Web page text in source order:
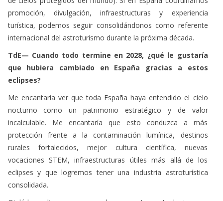
internacional del astroturismo durante la próxima década.
TdE— Cuando todo termine en 2028, ¿qué le gustaría
que hubiera cambiado en España gracias a estos
Me encantaría ver que toda España haya entendido el cielo
nocturno como un patrimonio estratégico y de valor
protección frente a la contaminación lumínica, destinos
rurales fortalecidos, mejor cultura científica, nuevas
vocaciones STEM, infraestructuras útiles más allá de los
eclipses y que logremos tener una industria astroturística
consolidada.
Ojalá los eclipses no sean solo un evento puntual, sino que
nos dejen un legado duradero para el territorio y para la